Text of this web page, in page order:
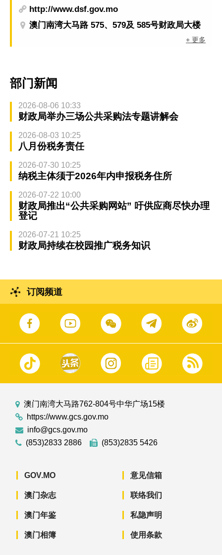
http://www.dsf.gov.mo
澳门南湾大马路 575、579及 585号财政局大楼
+ 更多
部门新闻
2026-08-06 10:33
财政局举办三场公共采购法专题讲解会
2026-08-03 10:25
八月份税务责任
2026-07-30 10:25
纳税主体须于2026年内申报税务住所
2026-07-22 10:00
财政局推出“公共采购网站” 吁供应商尽快办理
登记
2026-07-21 10:25
财政局持续在校园推广税务知识
订阅频道
澳门南湾大马路762-804号中华广场15楼
https://www.gcs.gov.mo
info@gcs.gov.mo
(853)2833 2886
(853)2835 5426
GOV.MO
澳门杂志
澳门年鉴
澳门相簿
意见信箱
联络我们
私隐声明
使用条款